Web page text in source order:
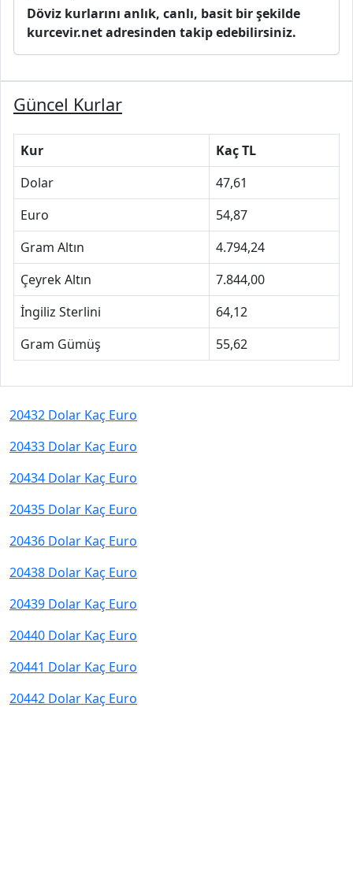
Döviz kurlarını anlık, canlı, basit bir şekilde
kurcevir.net adresinden takip edebilirsiniz.
Güncel Kurlar
Kur
Kaç TL
Dolar
47,61
Euro
54,87
Gram Altın
4.794,24
Çeyrek Altın
7.844,00
İngiliz Sterlini
64,12
Gram Gümüş
55,62
20432 Dolar Kaç Euro
20433 Dolar Kaç Euro
20434 Dolar Kaç Euro
20435 Dolar Kaç Euro
20436 Dolar Kaç Euro
20438 Dolar Kaç Euro
20439 Dolar Kaç Euro
20440 Dolar Kaç Euro
20441 Dolar Kaç Euro
20442 Dolar Kaç Euro